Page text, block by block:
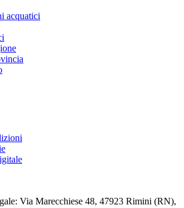
acquatici
Via Marecchiese 48, 47923 Rimini (RN),